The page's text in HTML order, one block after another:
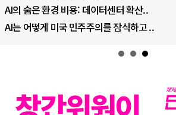
AI의 숨은 환경 비용: 데이터센터 확산..
AI는 어떻게 미국 민주주의를 잠식하고 ..